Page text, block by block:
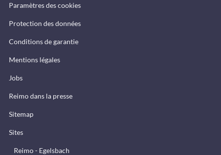
Paramètres des cookies
Protection des données
Conditions de garantie
Mentions légales
Jobs
Reimo dans la presse
Sitemap
Sites
Reimo - Egelsbach